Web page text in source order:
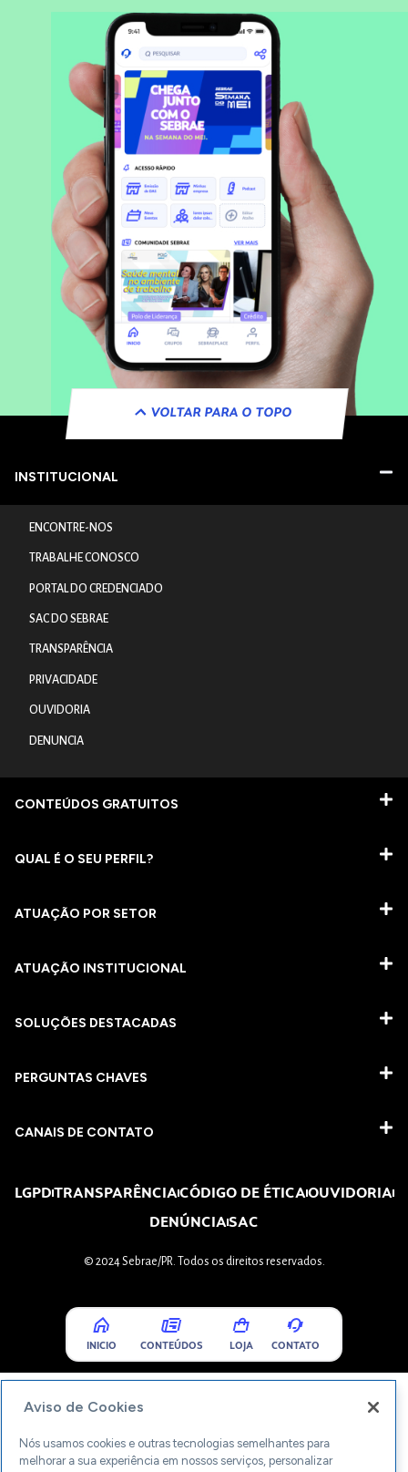
VOLTAR PARA O TOPO
INSTITUCIONAL
ENCONTRE-NOS
TRABALHE CONOSCO
PORTAL DO CREDENCIADO
SAC DO SEBRAE
TRANSPARÊNCIA
PRIVACIDADE
OUVIDORIA
DENUNCIA
CONTEÚDOS GRATUITOS
QUAL É O SEU PERFIL?
ATUAÇÃO POR SETOR
ATUAÇÃO INSTITUCIONAL
SOLUÇÕES DESTACADAS
PERGUNTAS CHAVES​
CANAIS DE CONTATO
LGPDTRANSPARÊNCIACÓDIGO DE ÉTICAOUVIDORIA
DENÚNCIASAC
© 2024 Sebrae/PR. Todos os direitos reservados.
INICIO CONTEÚDOS LOJA CONTATO
Aviso de Cookies
Nós usamos cookies e outras tecnologias semelhantes para
melhorar a sua experiência em nossos serviços, personalizar